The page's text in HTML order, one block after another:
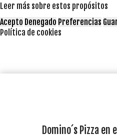
Leer más sobre estos propósitos
Acepto Denegado Preferencias
Política de cookies
Domino´s Pizza en